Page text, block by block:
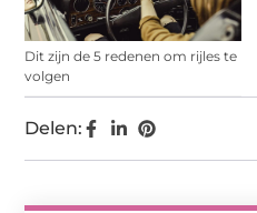
Dit zijn de 5 redenen om rijles te
volgen
Delen: